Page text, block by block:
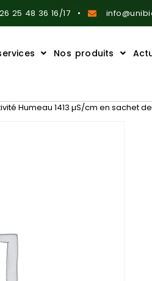
25 48 36 16/17
Nos produits
Humeau 1413 µS/cm en sachet